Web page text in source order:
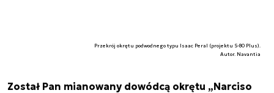
Przekrój okrętu podwodnego typu Isaac Peral (projektu S-80 Plus).
Autor. Navantia
Został Pan mianowany dowódcą okrętu „Narciso